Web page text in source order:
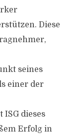
Diese
seines
einer der
dieses
Erfolg in